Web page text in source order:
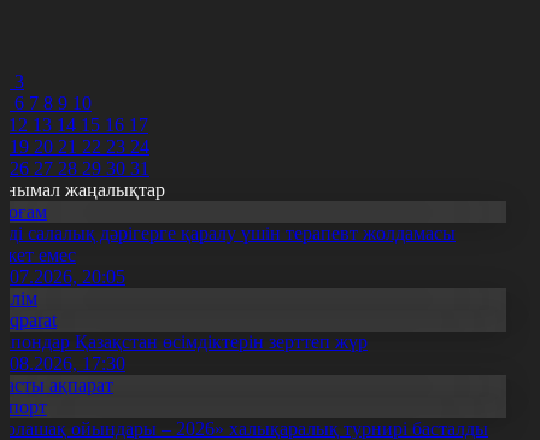
3
6 7 8 9 10
12 13 14 15 16 17
19 20 21 22 23 24
26 27 28 29 30 31
жаңалықтар
салалық дәрігерге қаралу үшін терапевт жолдамасы
емес
20:05
Қазақстан өсімдіктерін зерттеп жүр
17:30
ақпарат
ойындары – 2026» халықаралық турнирі басталды